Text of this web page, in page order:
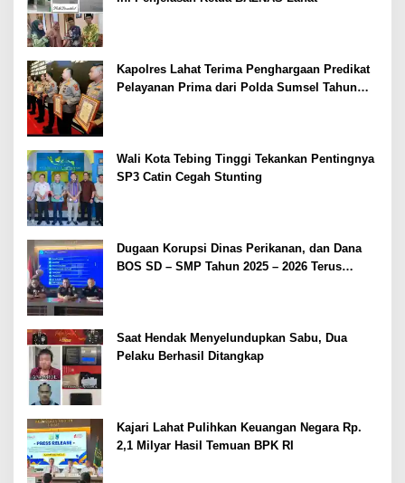
Kapolres Lahat Terima Penghargaan Predikat
Pelayanan Prima dari Polda Sumsel Tahun
Wali Kota Tebing Tinggi Tekankan Pentingnya
SP3 Catin Cegah Stunting
Dugaan Korupsi Dinas Perikanan, dan Dana
BOS SD – SMP Tahun 2025 – 2026 Terus
Saat Hendak Menyelundupkan Sabu, Dua
Pelaku Berhasil Ditangkap
Kajari Lahat Pulihkan Keuangan Negara Rp.
2,1 Milyar Hasil Temuan BPK RI